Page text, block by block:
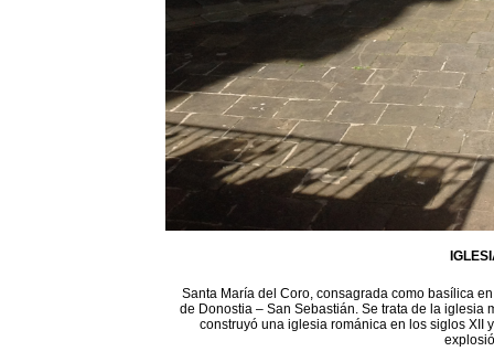
Santa María del Coro, consagrada como basílica
de Donostia – San Sebastián. Se trata de la iglesia
construyó una iglesia románica en los siglos XII